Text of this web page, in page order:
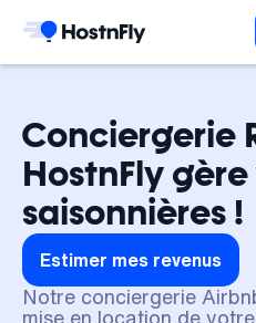
Conciergerie
HostnFly
saisonnières !
Estimer mes revenus
Notre conciergerie
mise en location de